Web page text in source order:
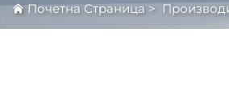
Почетна Страница >